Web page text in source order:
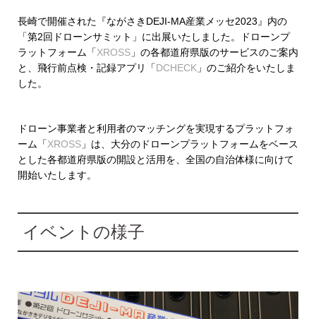
長崎で開催された『ながさき DEJI-MA産業メッセ2023 』内の
「第2回ドローンサミット」に出展いたしました。ドローンプ
ラットフォーム「XROSS 」の各都道府県版のサービスのご案内
と、飛行前点検・記録アプリ「DCHECK 」のご紹介をいたしま
した。
ドローン事業者と利用者のマッチングを実現するプラットフォ
ーム「XROSS 」は、大分のドローンプラットフォームをベース
とした各都道府県版の開設と活用を、全国の自治体様に向けて
開始いたします。
イベントの様子